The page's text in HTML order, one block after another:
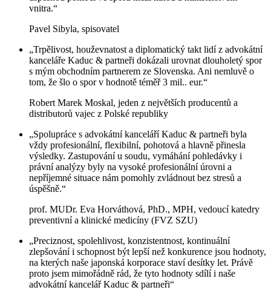
vnitra.“
Pavel Sibyla, spisovatel
„Trpělivost, houževnatost a diplomatický takt lidí z advokátní
kanceláře Kaduc & partneři dokázali urovnat dlouholetý spor
s mým obchodním partnerem ze Slovenska. Ani nemluvě o
tom, že šlo o spor v hodnotě téměř 3 mil.. eur.“
Robert Marek Moskal, jeden z největších producentů a
distributorů vajec z Polské republiky
„Spolupráce s advokátní kanceláří Kaduc & partneři byla
vždy profesionální, flexibilní, pohotová a hlavně přinesla
výsledky. Zastupování u soudu, vymáhání pohledávky i
právní analýzy byly na vysoké profesionální úrovni a
nepříjemné situace nám pomohly zvládnout bez stresů a
úspěšně.“
prof. MUDr. Eva Horváthová, PhD., MPH, vedoucí katedry
preventivní a klinické medicíny (FVZ SZU)
„Preciznost, spolehlivost, konzistentnost, kontinuální
zlepšování i schopnost být lepší než konkurence jsou hodnoty,
na kterých naše japonská korporace staví desítky let. Právě
proto jsem mimořádně rád, že tyto hodnoty sdílí i naše
advokátní kancelář Kaduc & partneři“